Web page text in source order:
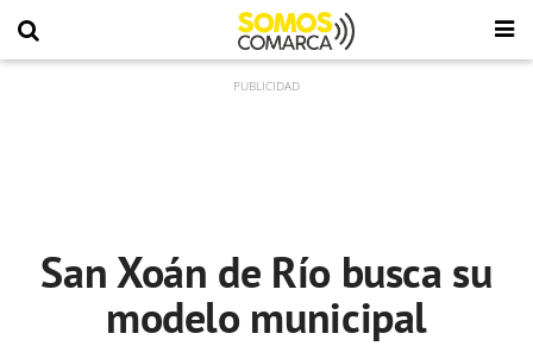
San Xoán de Río busca su
modelo municipal